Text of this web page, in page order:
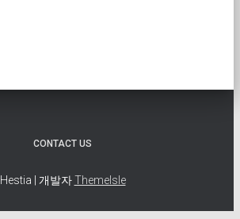
CONTACT US
Hestia | 개발자ThemeIsle